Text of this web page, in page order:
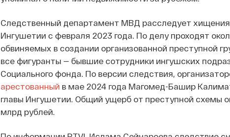
Следственный департамент МВД расследует
Ингушетии с февраля 2023 года. По делу проходят
обвиняемых в создании организованной преступной
все фигуранты — бывшие сотрудники ингушских
Социального фонда. По версии следствия,
арестованный в мае 2024 года Магомед-Башир
главы Ингушетии. Общий ущерб от преступной схемы
млрд рублей.